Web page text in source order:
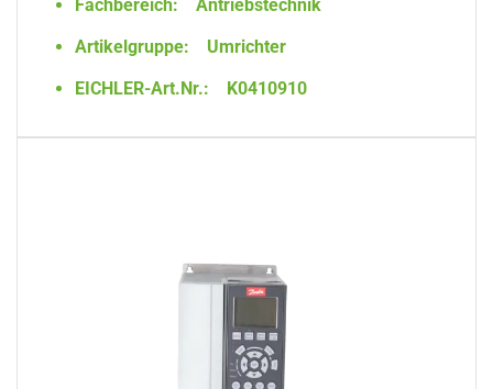
Fachbereich:
Antriebstechnik
Artikelgruppe:
Umrichter
EICHLER-Art.Nr.:
K0410910